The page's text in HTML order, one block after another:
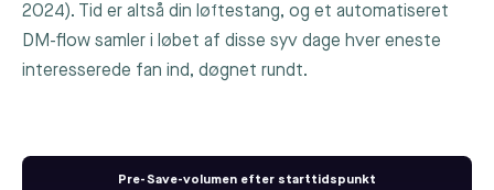
2024). Tid er altså din løftestang, og et automatiseret
DM-flow samler i løbet af disse syv dage hver eneste
interesserede fan ind, døgnet rundt.
Pre-Save-volumen efter starttidspunkt